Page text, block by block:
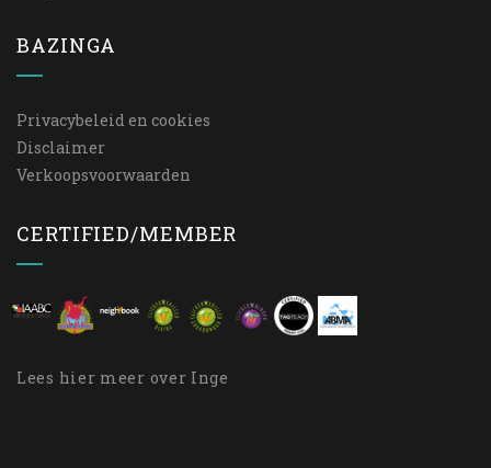
BAZINGA
Privacybeleid en cookies
Disclaimer
Verkoopsvoorwaarden
CERTIFIED/MEMBER
Lees hier meer over Inge